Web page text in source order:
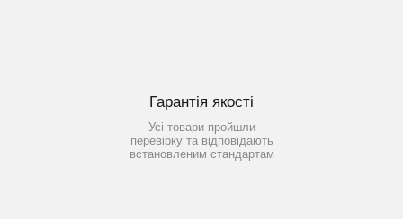
Гарантія якості
Усі товари пройшли
перевірку та відповідають
встановленим стандартам